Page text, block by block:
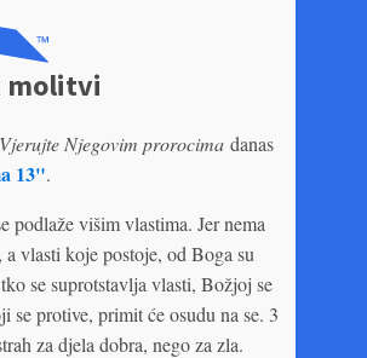
molitvi
Vjerujte Njegovim prorocima danas
13".
podlaže višim vlastima. Jer nema
vlasti koje postoje, od Boga su
se suprotstavlja vlasti, Božjoj se
se protive, primit će osudu na se. 3
za djela dobra, nego za zla.